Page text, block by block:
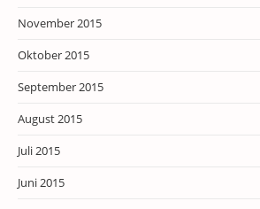
November 2015
Oktober 2015
September 2015
August 2015
Juli 2015
Juni 2015